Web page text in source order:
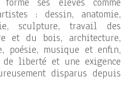
: dessin, anatomie,
sculpture, travail des
et du bois, architecture,
poésie, musique et enfin,
liberté et une exigence
disparus depuis